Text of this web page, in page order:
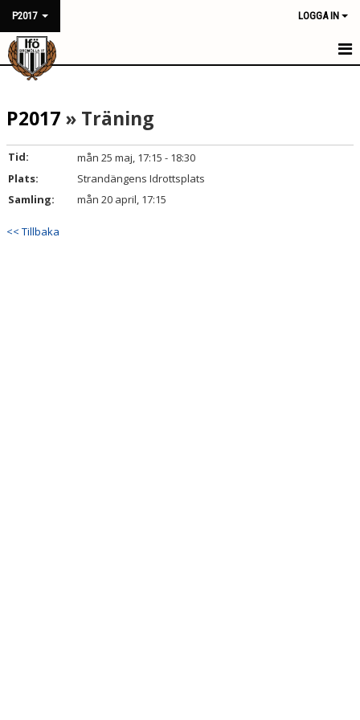
P2017 LOGGA IN
HEM
NYHETER
KALENDER
MATCHER
P2017 » Träning
Tid:
mån 25 maj, 17:15 - 18:30
Plats:
Strandängens Idrottsplats
Samling:
mån 20 april, 17:15
<< Tillbaka